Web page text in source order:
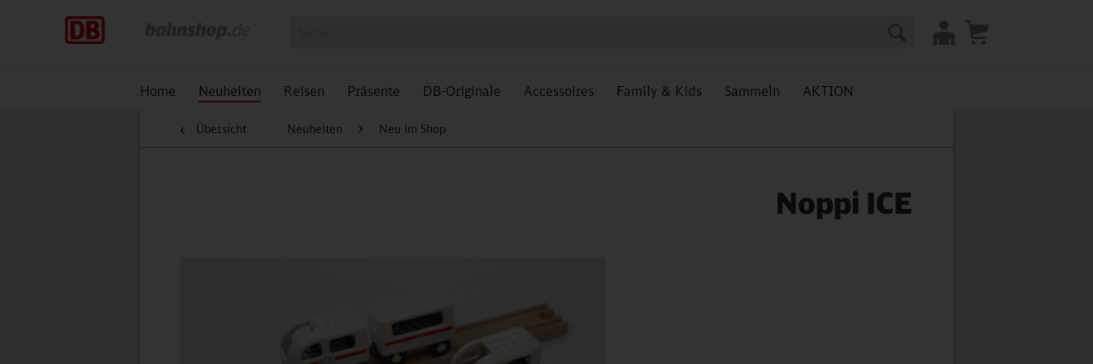
Home Neuheiten Reisen Präsente DB-Originale Accessoires Family & Kids Sammeln AKTION
Übersicht Neuheiten Neu im Shop
Noppi ICE